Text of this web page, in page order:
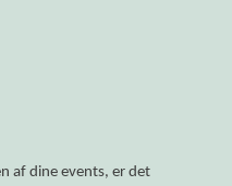
af dine events, er det